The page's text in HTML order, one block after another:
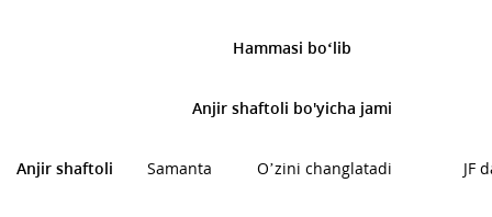
Hammasi bo‘lib
Anjir shaftoli bo'yicha jami
Anjir shaftoli Samanta O’zini changlatadi JF